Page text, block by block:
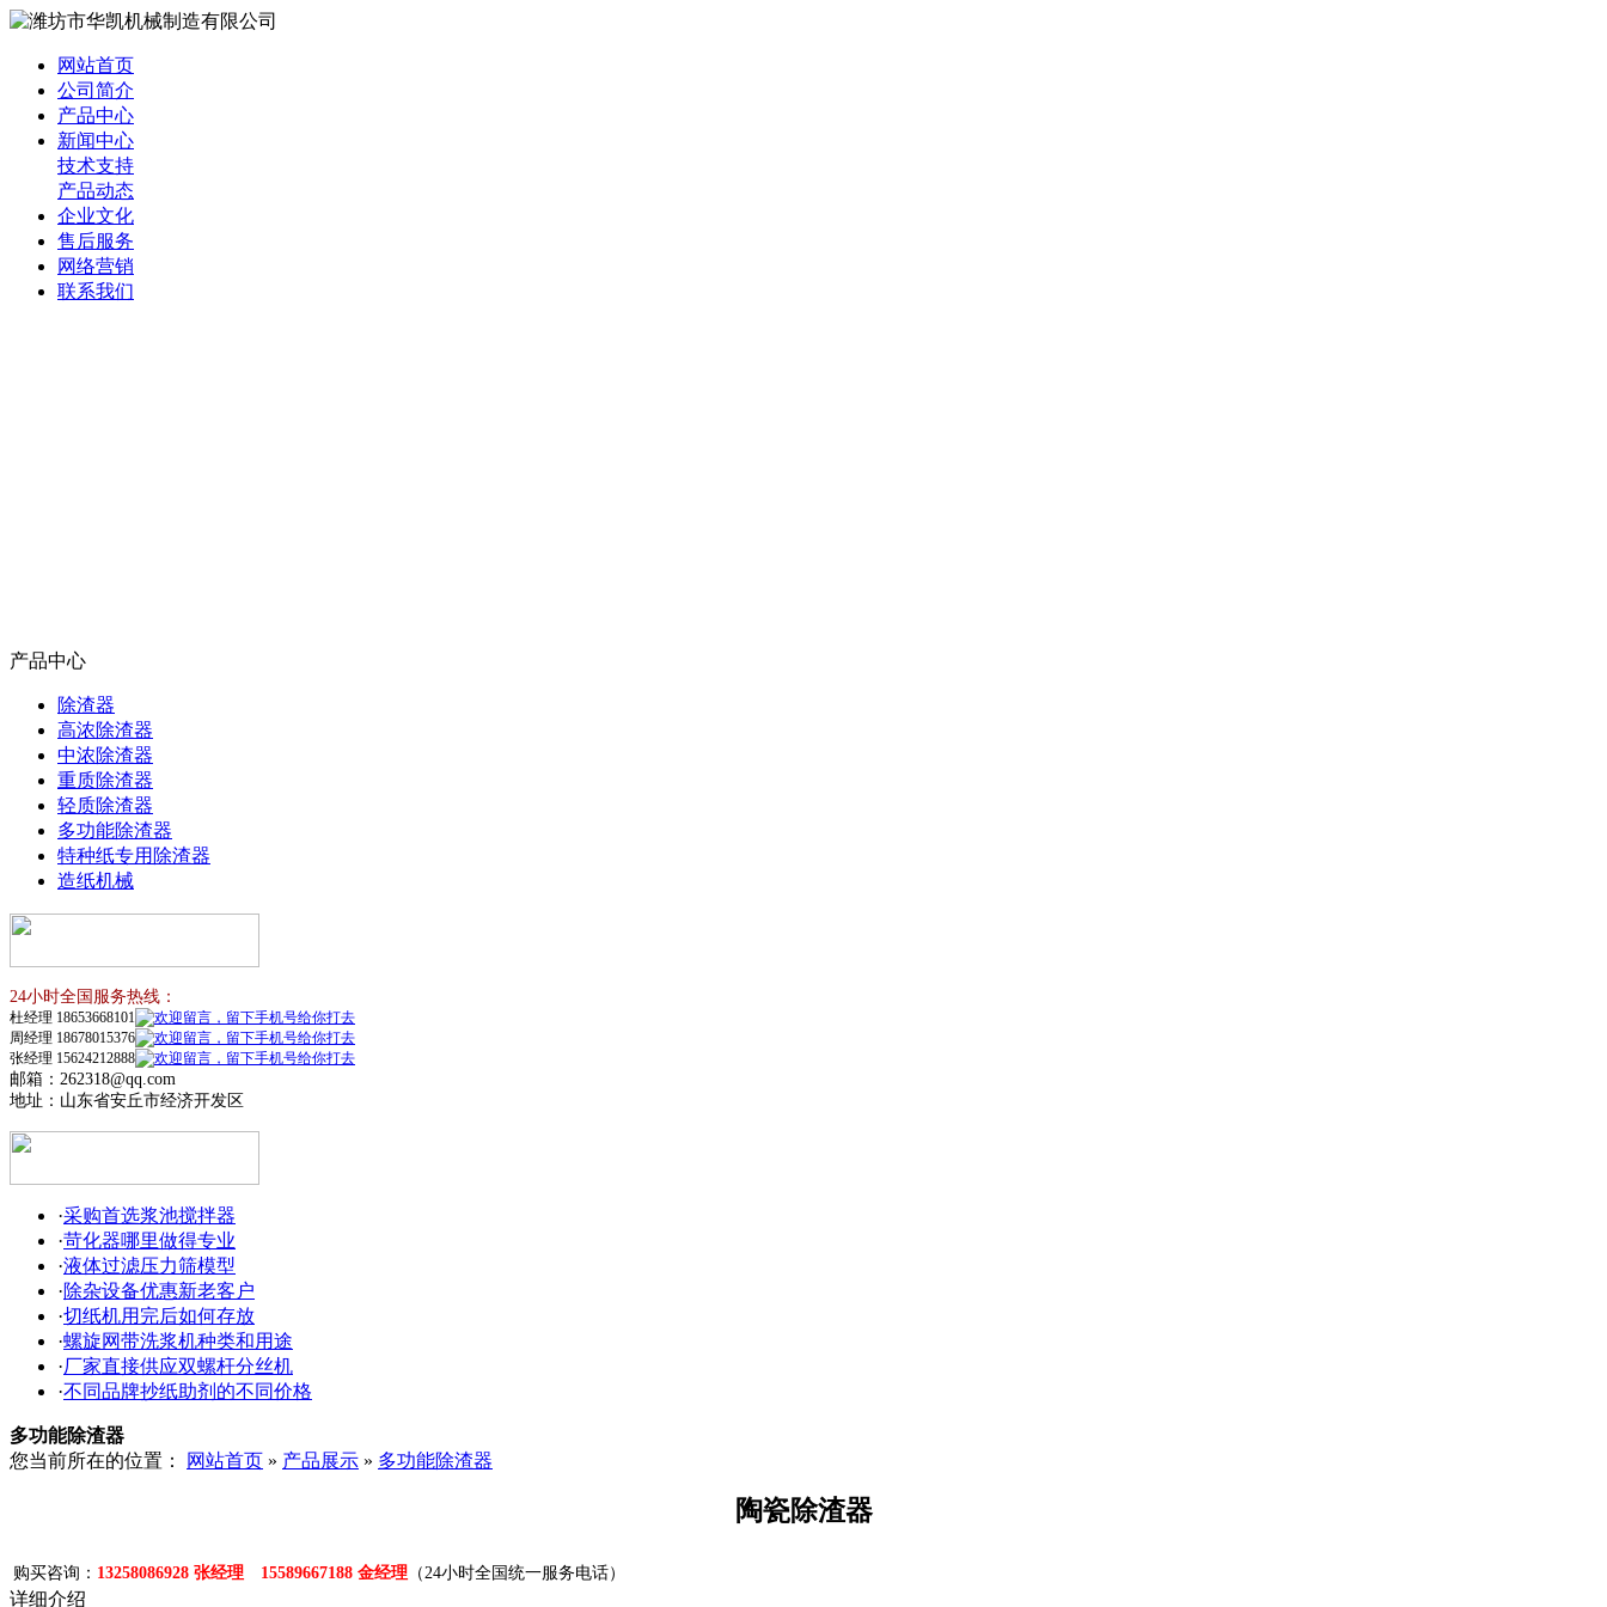
网站首页
公司简介
产品中心
新闻中心
技术支持
产品动态
企业文化
售后服务
网络营销
联系我们
产品中心
除渣器
高浓除渣器
中浓除渣器
重质除渣器
轻质除渣器
多功能除渣器
特种纸专用除渣器
造纸机械
24小时全国服务热线：
杜经理 18653668101
周经理 18678015376
张经理 15624212888
邮箱：262318@qq.com
地址：山东省安丘市经济开发区
·采购首选浆池搅拌器
·苛化器哪里做得专业
·液体过滤压力筛模型
·除杂设备优惠新老客户
·切纸机用完后如何存放
·螺旋网带洗浆机种类和用途
·厂家直接供应双螺杆分丝机
·不同品牌抄纸助剂的不同价格
多功能除渣器
您当前所在的位置：
网站首页 » 产品展示 » 多功能除渣器
陶瓷除渣器
购买咨询： 13258086928 张经理 15589667188 金经理 （24小时全国统一服务电话）
详细介绍